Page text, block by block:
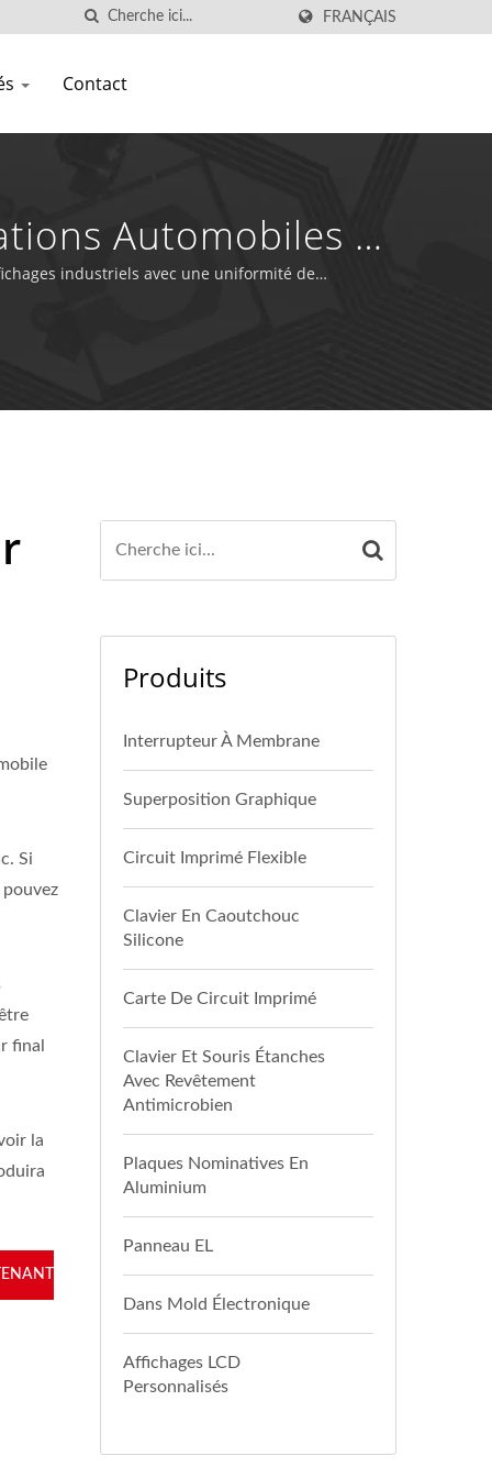
FRANÇAIS
Contact
Automobiles Et
industriels avec une uniformité de
Si
final
la
Produits
Interrupteur À Membrane
Superposition Graphique
Circuit Imprimé Flexible
Clavier En Caoutchouc
Silicone
Carte De Circuit Imprimé
Clavier Et Souris Étanches
Avec Revêtement
Antimicrobien
Plaques Nominatives En
Aluminium
Panneau EL
Dans Mold Électronique
Affichages LCD
Personnalisés